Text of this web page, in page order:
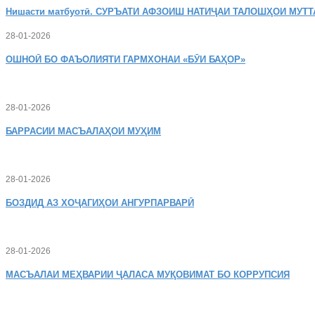
Нишасти матбуотӣ. СУРЪАТИ АФЗОИШ НАТИҶАИ ТАЛОШҲОИ
28-01-2026
ОШНОӢ БО ФАЪОЛИЯТИ ГАРМХОНАИ «БӮИ БАҲОР»
28-01-2026
БАРРАСИИ МАСЪАЛАҲОИ МУҲИМ
28-01-2026
БОЗДИД АЗ ХОҶАГИҲОИ АНГУРПАРВАРӢ
28-01-2026
МАСЪАЛАИ МЕҲВАРИИ ҶАЛАСА МУҚОВИМАТ БО КОРРУПСИЯ